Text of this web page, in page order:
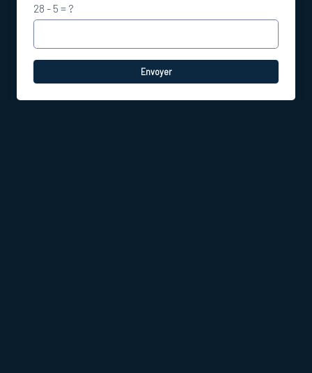
28 - 5 = ?
Envoyer